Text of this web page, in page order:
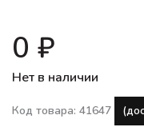
0 ₽
Нет в наличии
Код товара: 41647